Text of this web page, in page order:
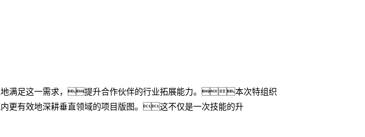
满足这一需求，提升合作伙伴的行业拓展能力。本次特组织
更有效地深耕垂直领域的项目版图。这不仅是一次技能的升